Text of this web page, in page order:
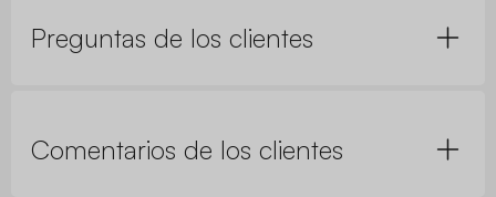
Preguntas de los clientes
Comentarios de los clientes